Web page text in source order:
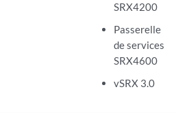
SRX4200
Passerelle
de services
SRX4600
vSRX 3.0